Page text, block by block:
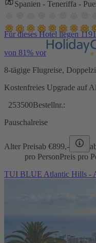
Spanien - Teneriffa -
Für dieses Hotel liegen
von 81% vor
8-tägige Flugreise,
Kostenfreies Upgrade auf
253500Bestellnr.:
Pauschalreise
Alter Preisab €899,-
pro PersonPreis pro
TUI BLUE Atlantic Hills -